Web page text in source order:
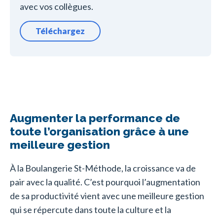
avec vos collègues.
Téléchargez
Augmenter la performance de
toute l’organisation grâce à une
meilleure gestion
À la Boulangerie St-Méthode, la croissance va de
pair avec la qualité. C’est pourquoi l’augmentation
de sa productivité vient avec une meilleure gestion
qui se répercute dans toute la culture et la